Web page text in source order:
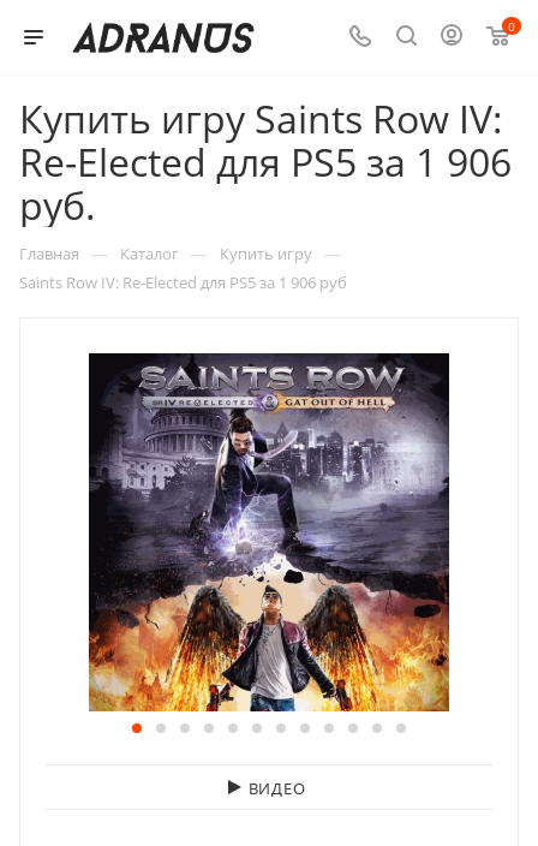
0
Купить игру Saints Row IV:
Re-Elected для PS5 за 1 906
руб.
Главная — Каталог — Купить игру —
Saints Row IV: Re-Elected для PS5 за 1 906 руб
ВИДЕО